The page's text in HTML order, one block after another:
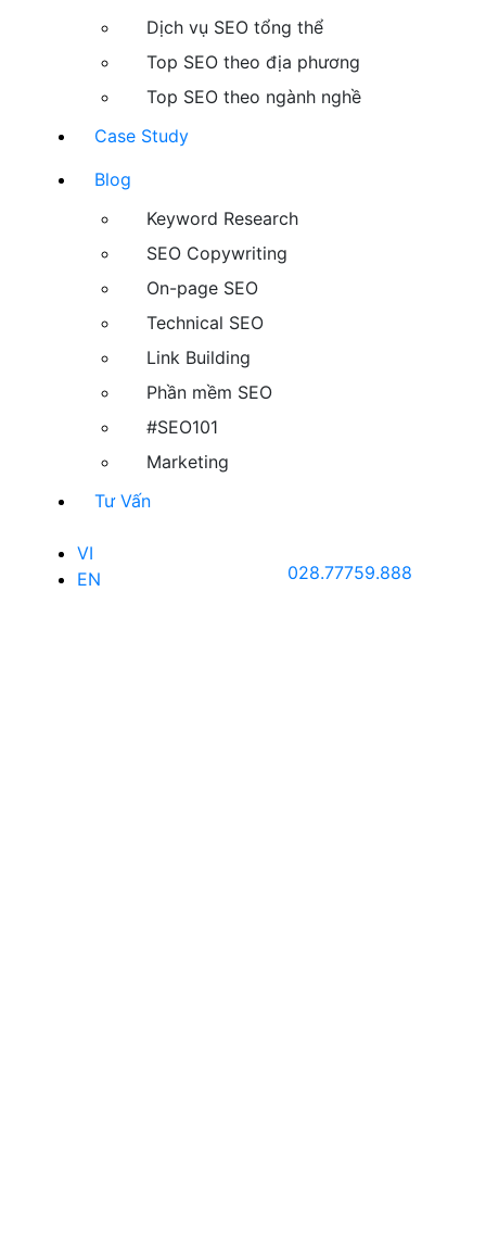
Dịch vụ SEO tổng thể
Top SEO theo địa phương
Top SEO theo ngành nghề
Case Study
Blog
Keyword Research
SEO Copywriting
On-page SEO
Technical SEO
Link Building
Phần mềm SEO
#SEO101
Marketing
Tư Vấn
VI
EN
028.77759.888